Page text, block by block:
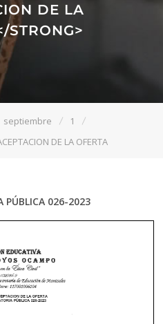
DE LA
STRONG>
septiembre
1
DE LA OFERTA
PÚBLICA 026-2023